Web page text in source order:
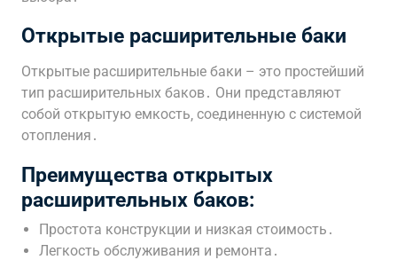
Открытые расширительные баки
Открытые расширительные баки – это простейший
тип расширительных баков․ Они представляют
собой открытую емкость‚ соединенную с системой
отопления․
Преимущества открытых
расширительных баков:
Простота конструкции и низкая стоимость․
Легкость обслуживания и ремонта․